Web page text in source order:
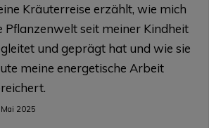
Kräuterreise erzählt, wie mich
Pflanzenwelt seit meiner Kindheit
und geprägt hat und wie sie
meine energetische Arbeit
2025